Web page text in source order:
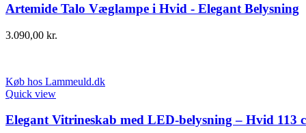
Artemide Talo Væglampe i Hvid - Elegant Belysning
3.090,00 kr.
Køb hos Lammeuld.dk
Quick view
Elegant Vitrineskab med LED-belysning – Hvid 113